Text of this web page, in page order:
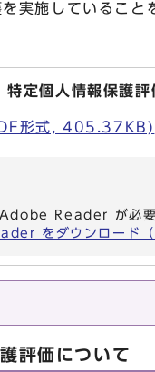
実施しているこ
定個人情報保護評
形式, 405.37KB)
Reader が必要
をダウンロード（
評価について